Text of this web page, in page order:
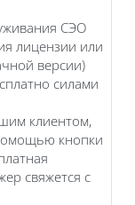
СЭО
лицензии или
версии)
силами
клиентом,
кнопки
свяжется с